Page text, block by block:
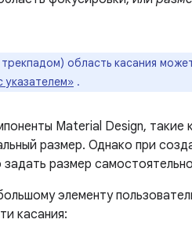
область касания
указателем» .
Material Design, такие
размер. Однако при
размер
элементу
касания: